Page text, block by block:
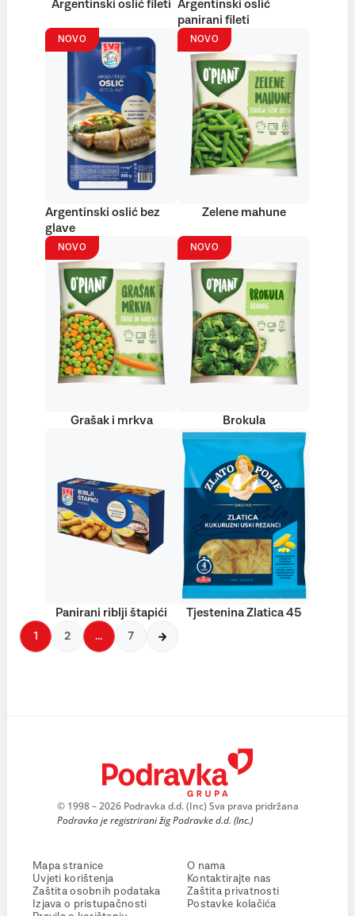
Argentinski oslić fileti Argentinski oslić
panirani fileti
NOVO
Argentinski oslić bez
glave
NOVO
Zelene mahune
NOVO
Grašak i mrkva
NOVO
Brokula
Panirani riblji štapići Tjestenina Zlatica 45
1 2 … 7
© 1998 – 2026 Podravka d.d. (Inc) Sva prava pridržana
Podravka je registrirani žig Podravke d.d. (Inc.)
Mapa stranice
Uvjeti korištenja
Zaštita osobnih podataka
Izjava o pristupačnosti
O nama
Kontaktirajte nas
Zaštita privatnosti
Postavke kolačića